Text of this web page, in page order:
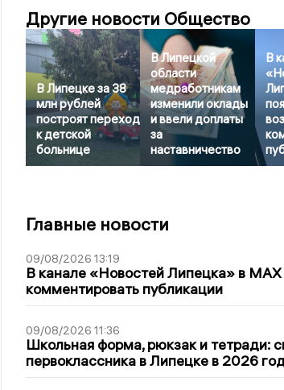
Другие новости Общество
В Липецке за 38
млн рублей
построят переход
к детской
больнице
В Липецкой
области
медработникам
изменили оклады
и ввели доплаты
за
наставничество
В
Главные новости
09/08/2026 13:19
В канале «Новостей Липецка» в
комментировать публикации
09/08/2026 11:36
Школьная форма, рюкзак и тетради:
первоклассника в Липецке в 2026